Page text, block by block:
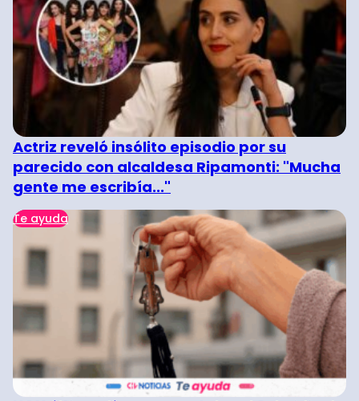
Actriz reveló insólito episodio por su
parecido con alcaldesa Ripamonti: "Mucha
gente me escribía..."
Te ayuda